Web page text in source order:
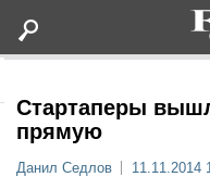
Статьи
Стартаперы
прямую
Данил Седлов 11.11.2014